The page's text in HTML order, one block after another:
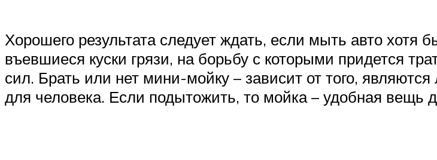
Хорошего результата следует ждать, если мыть авто хотя
въевшиеся куски грязи, на борьбу с которыми придется
сил. Брать или нет мини-мойку – зависит от того,
для человека. Если подытожить, то мойка – удобная вещь